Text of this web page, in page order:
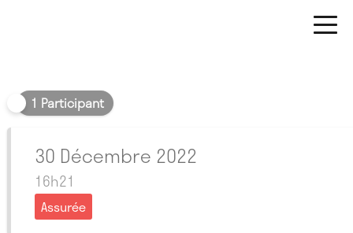
1 Participant
30 Décembre 2022
16h21
Assurée